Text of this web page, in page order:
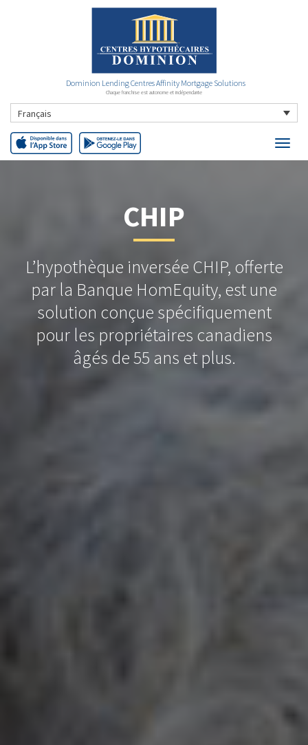
Dominion Lending Centres Affinity Mortgage Solutions
Chaque franchise est autonome et indépendante
Français
CHIP
L’hypothèque inversée CHIP, offerte
par la Banque HomEquity, est une
solution conçue spécifiquement
pour les propriétaires canadiens
âgés de 55 ans et plus.